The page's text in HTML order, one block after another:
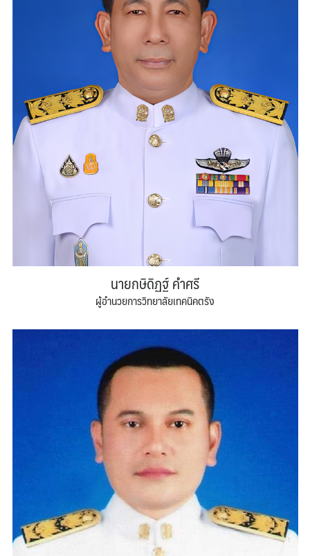
นายกษิดิฏฐ์ คำศรี
ผู้อำนวยการวิทยาลัยเทคนิคตรัง